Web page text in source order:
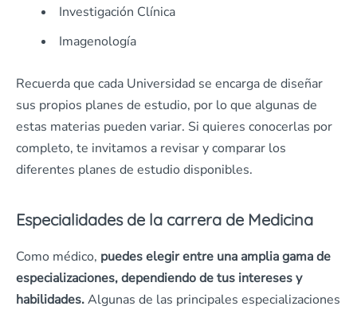
Investigación Clínica
Imagenología
Recuerda que cada Universidad se encarga de diseñar
sus propios planes de estudio, por lo que algunas de
estas materias pueden variar. Si quieres conocerlas por
completo, te invitamos a revisar y comparar los
diferentes planes de estudio disponibles.
Especialidades de la carrera de Medicina
Como médico, puedes elegir entre una amplia gama de
especializaciones, dependiendo de tus intereses y
habilidades.Algunas de las principales especializaciones